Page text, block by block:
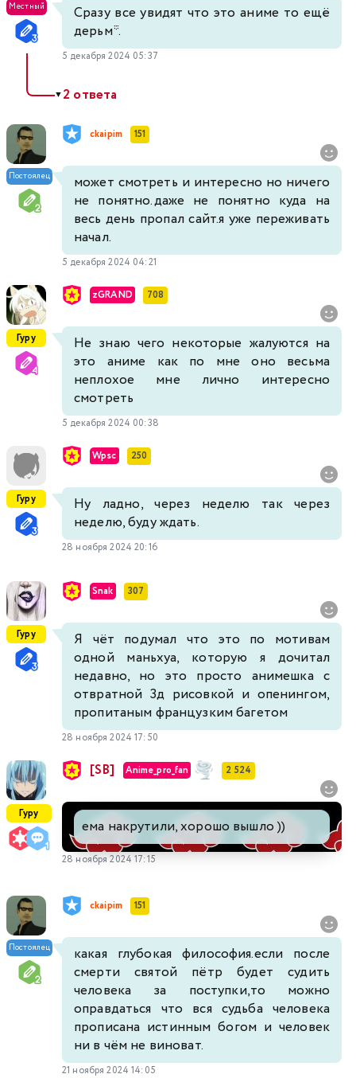
Местный
Сразу все увидят что это аниме то ещё
дерьм*.
5 декабря 2024 05:37
▼2 ответа
Постоялец
ckaipim 151
может смотреть и интересно но ничего
не понятно.даже не понятно куда на
весь день пропал сайт.я уже переживать
начал.
5 декабря 2024 04:21
Гуру
zGRAND 708
Не знаю чего некоторые жалуются на
это аниме как по мне оно весьма
неплохое мне лично интересно
смотреть
5 декабря 2024 00:38
Гуру
Wpsc 250
Ну ладно, через неделю так через
неделю, буду ждать.
28 ноября 2024 20:16
Гуру
Snak 307
Я чёт подумал что это по мотивам
одной маньхуа, которую я дочитал
недавно, но это просто анимешка с
отвратной 3д рисовкой и опенингом,
пропитаным французким багетом
28 ноября 2024 17:50
Гуру
[SB] Anime_pro_fan 2 524
ема накрутили, хорошо вышло ))
28 ноября 2024 17:15
Постоялец
ckaipim 151
какая глубокая философия.если после
смерти святой пётр будет судить
человека за поступки,то можно
оправдаться что вся судьба человека
прописана истинным богом и человек
ни в чём не виноват.
21 ноября 2024 14:05